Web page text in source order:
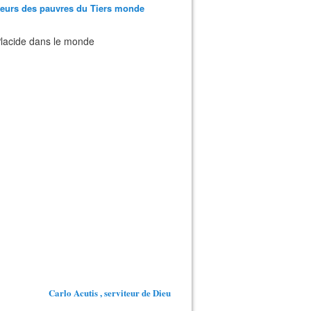
des pauvres du Tiers monde
dans le monde
Carlo Acutis , serviteur de Dieu